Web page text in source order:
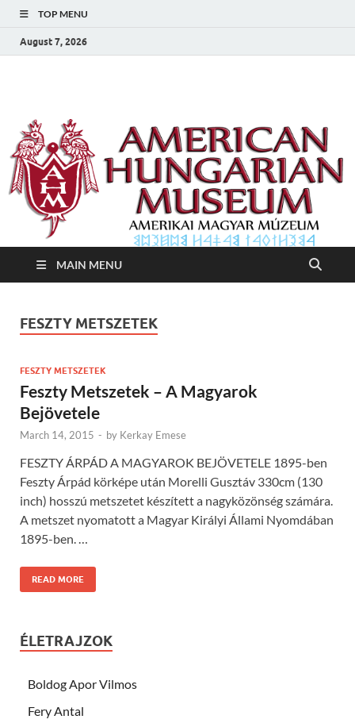
TOP MENU
August 7, 2026
Amerikai Magyar
Múzeum
MAIN MENU
FESZTY METSZETEK
FESZTY METSZETEK
Feszty Metszetek – A Magyarok
Bejövetele
March 14, 2015 - by Kerkay Emese
FESZTY ÁRPÁD A MAGYAROK BEJÖVETELE 1895-ben
Feszty Árpád körképe után Morelli Gusztáv 330cm (130
inch) hosszú metszetet készített a nagyközönség számára.
A metszet nyomatott a Magyar Királyi Állami Nyomdában
1895-ben. …
READ MORE
ÉLETRAJZOK
Boldog Apor Vilmos
Fery Antal